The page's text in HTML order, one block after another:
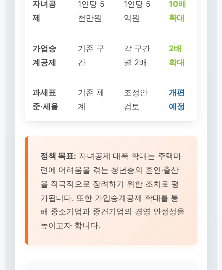
자녀공
제
1인당 5
천만원
1인당 5
억원
10배
확대
가업승
계공제
기존 구
간
각 구간
별 2배
2배
확대
과세표
준·세율
기존 체
계
조정안
검토
개편
예정
정책 목표: 자녀공제 대폭 확대는 주택마
련에 어려움을 겪는 청년층의 혼인·출산
을 적극적으로 장려하기 위한 조치로 평
가됩니다. 또한 가업승계공제 확대를 통
해 중소기업과 중견기업의 경영 안정성을
높이고자 합니다.